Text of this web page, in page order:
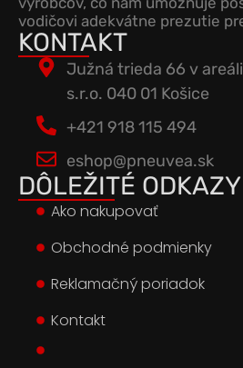
vodičovi adekvátne prezutie
KONTAKT
Južná trieda 66 v
s.r.o. 040 01 Košice
+421 918 115 494
eshop@pneuvea.sk
DÔLEŽITÉ ODKAZY
Ako nakupovať
Obchodné podmienky
Reklamačný poriadok
Kontakt